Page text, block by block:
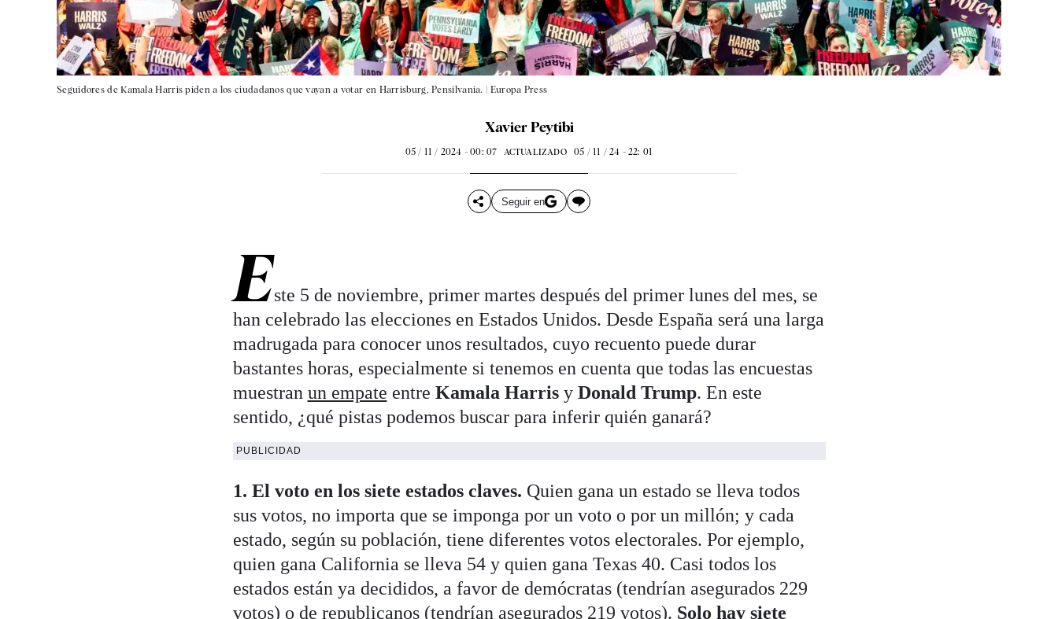
Seguidores de Kamala Harris piden a los ciudadanos que vayan a votar en Harrisburg, Pensilvania. | Europa Press
Xavier Peytibi
05 / 11 / 2024 - 00: 07 ACTUALIZADO 05 / 11 / 24 - 22: 01
Seguir en
Este 5 de noviembre, primer martes después del primer lunes del mes, se
han celebrado las elecciones en Estados Unidos. Desde España será una larga
madrugada para conocer unos resultados, cuyo recuento puede durar
bastantes horas, especialmente si tenemos en cuenta que todas las encuestas
muestran un empate entre Kamala Harrisy Donald Trump. En este
sentido, ¿qué pistas podemos buscar para inferir quién ganará?
PUBLICIDAD
1. El voto en los siete estados claves. Quien gana un estado se lleva todos
sus votos, no importa que se imponga por un voto o por un millón; y cada
estado, según su población, tiene diferentes votos electorales. Por ejemplo,
quien gana California se lleva 54 y quien gana Texas 40. Casi todos los
estados están ya decididos, a favor de demócratas (tendrían asegurados 229
votos) o de republicanos (tendrían asegurados 219 votos). Solo hay siete